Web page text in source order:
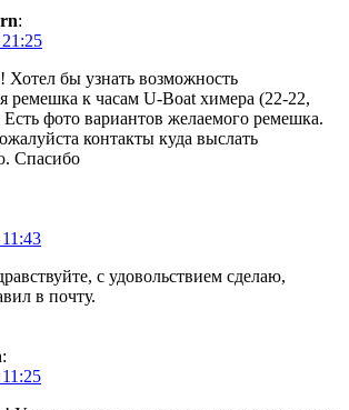
:
Хотел бы узнать возможность
ремешка к часам U-Boat химера (22-22,
фото вариантов желаемого ремешка.
контакты куда выслать
Спасибо
с удовольствием сделаю,
в почту.
: